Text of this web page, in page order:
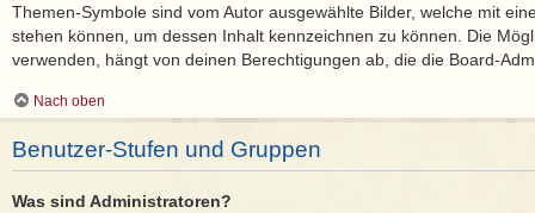
Themen-Symbole sind vom Autor ausgewählte Bilder, welche mit
stehen können, um dessen Inhalt kennzeichnen zu können. Die
verwenden, hängt von deinen Berechtigungen ab, die die Board-
Nach oben
Benutzer-Stufen und Gruppen
Was sind Administratoren?